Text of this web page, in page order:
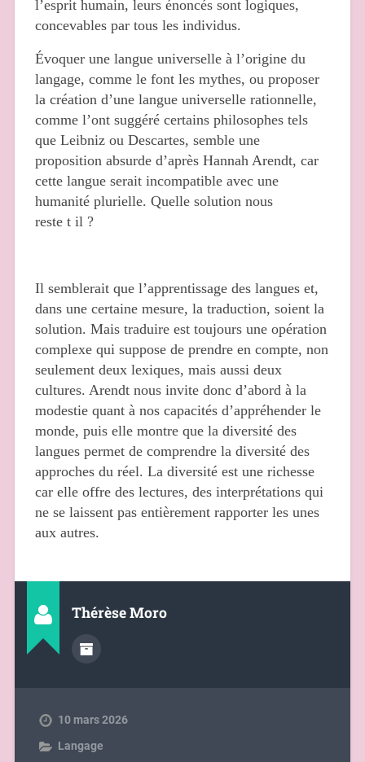
l’esprit humain, leurs énoncés sont logiques,
concevables par tous les individus.
Évoquer une langue universelle à l’origine du
langage, comme le font les mythes, ou proposer
la création d’une langue universelle rationnelle,
comme l’ont suggéré certains philosophes tels
que Leibniz ou Descartes, semble une
proposition absurde d’après Hannah Arendt, car
cette langue serait incompatible avec une
humanité plurielle. Quelle solution nous
reste t il ?
Il semblerait que l’apprentissage des langues et,
dans une certaine mesure, la traduction, soient la
solution. Mais traduire est toujours une opération
complexe qui suppose de prendre en compte, non
seulement deux lexiques, mais aussi deux
cultures. Arendt nous invite donc d’abord à la
modestie quant à nos capacités d’appréhender le
monde, puis elle montre que la diversité des
langues permet de comprendre la diversité des
approches du réel. La diversité est une richesse
car elle offre des lectures, des interprétations qui
ne se laissent pas entièrement rapporter les unes
aux autres.
Thérèse Moro
10 mars 2026
Langage